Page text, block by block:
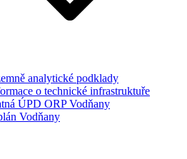
analytické podklady
o technické infrastruktuře
ÚPD ORP Vodňany
Vodňany